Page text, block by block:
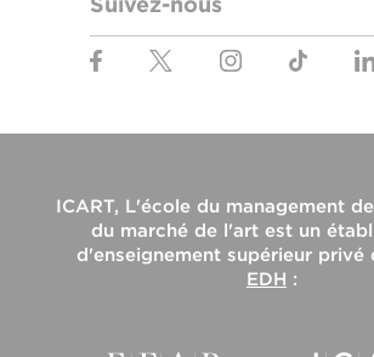
ICART, L'école du management
du marché de l'artest un
d'enseignement supérieur privé
EDH :